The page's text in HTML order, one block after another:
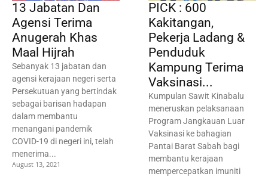
13 Jabatan Dan
Agensi Terima
Anugerah Khas
Maal Hijrah
Sebanyak 13 jabatan dan
agensi kerajaan negeri serta
Persekutuan yang bertindak
sebagai barisan hadapan
dalam membantu
menangani pandemik
COVID-19 di negeri ini, telah
menerima...
August 13, 2021
PICK : 600
Kakitangan,
Pekerja Ladang &
Penduduk
Kampung Terima
Vaksinasi...
Kumpulan Sawit Kinabalu
meneruskan pelaksanaan
Program Jangkauan Luar
Vaksinasi ke bahagian
Pantai Barat Sabah bagi
membantu kerajaan
mempercepatkan imuniti